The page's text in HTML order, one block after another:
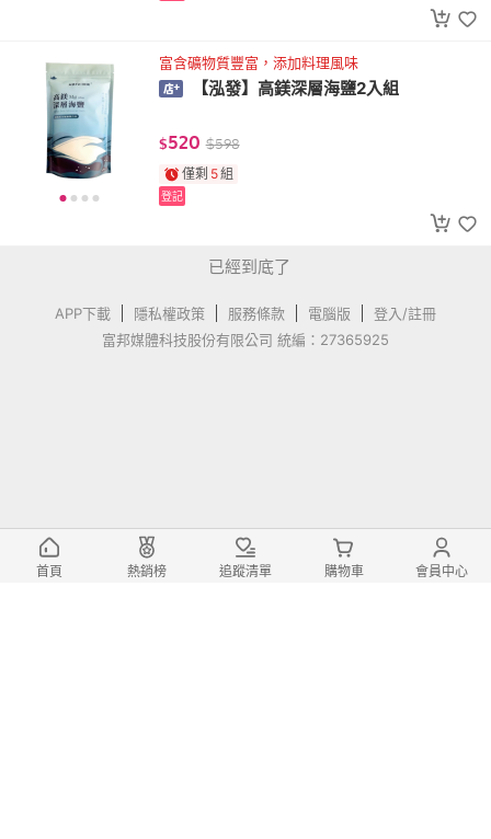
富含礦物質豐富，添加料理風味
【泓發】高鎂深層海鹽2入組
$520 $598
僅剩 5組
登記
已經到底了
APP下載 隱私權政策 服務條款 電腦版
登入/註冊
富邦媒體科技股份有限公司 統編：27365925
首頁 熱銷榜 追蹤清單 購物車 會員中心